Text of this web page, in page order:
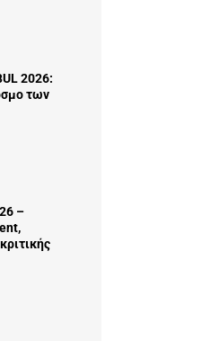
2026:
των
–